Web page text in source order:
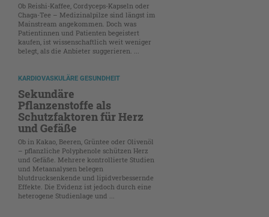
Ob Reishi-Kaffee, Cordyceps-Kapseln oder
Chaga-Tee – Medizinalpilze sind längst im
Mainstream angekommen. Doch was
Patientinnen und Patienten begeistert
kaufen, ist wissenschaftlich weit weniger
belegt, als die Anbieter suggerieren. ...
KARDIOVASKULÄRE GESUNDHEIT
Sekundäre
Pflanzenstoffe als
Schutzfaktoren für Herz
und Gefäße
Ob in Kakao, Beeren, Grüntee oder Olivenöl
– pflanzliche Polyphenole schützen Herz
und Gefäße. Mehrere kontrollierte Studien
und Metaanalysen belegen
blutdrucksenkende und lipidverbessernde
Effekte. Die Evidenz ist jedoch durch eine
heterogene Studienlage und ...